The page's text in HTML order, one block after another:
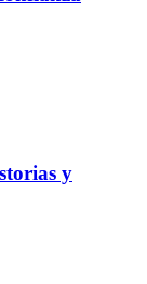
y